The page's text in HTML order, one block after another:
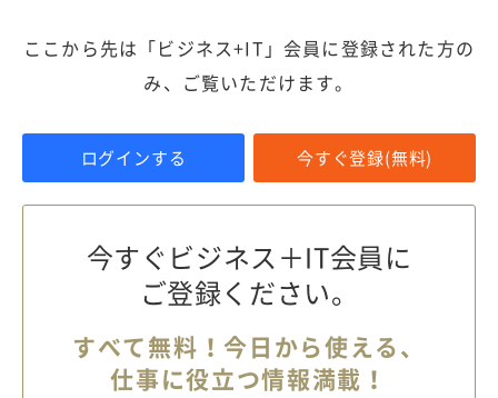
ここから先は「ビジネス+IT」会員に登録された方の
み、ご覧いただけます。
ログインする 今すぐ登録(無料)
今すぐビジネス＋IT会員に
ご登録ください。
すべて無料！今日から使える、
仕事に役立つ情報満載！